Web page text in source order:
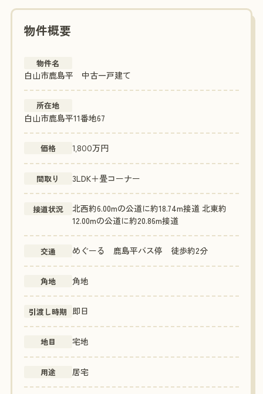
物件概要
物件名
白山市鹿島平 中古一戸建て
所在地
白山市鹿島平11番地67
価格 1,800万円
間取り 3LDK＋畳コーナー
接道状況
北西約6.00mの公道に約18.74m接道 北東約
12.00mの公道に約20.86m接道
交通 めぐーる 鹿島平バス停 徒歩約2分
角地 角地
引渡し時期 即日
地目 宅地
用途 居宅